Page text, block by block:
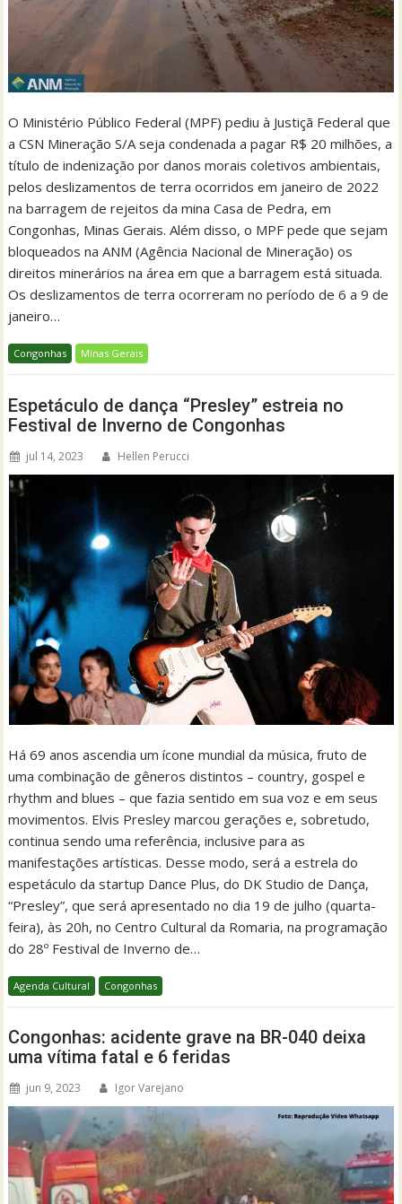
O Ministério Público Federal (MPF) pediu à Justiçã Federal que
a CSN Mineração S/A seja condenada a pagar R$ 20 milhões, a
título de indenização por danos morais coletivos ambientais,
pelos deslizamentos de terra ocorridos em janeiro de 2022
na barragem de rejeitos da mina Casa de Pedra, em
Congonhas, Minas Gerais. Além disso, o MPF pede que sejam
bloqueados na ANM (Agência Nacional de Mineração) os
direitos minerários na área em que a barragem está situada.
Os deslizamentos de terra ocorreram no período de 6 a 9 de
janeiro…
Congonhas Minas Gerais
Espetáculo de dança “Presley” estreia no
Festival de Inverno de Congonhas
jul 14, 2023 Hellen Perucci
Há 69 anos ascendia um ícone mundial da música, fruto de
uma combinação de gêneros distintos – country, gospel e
rhythm and blues – que fazia sentido em sua voz e em seus
movimentos. Elvis Presley marcou gerações e, sobretudo,
continua sendo uma referência, inclusive para as
manifestações artísticas. Desse modo, será a estrela do
espetáculo da startup Dance Plus, do DK Studio de Dança,
“Presley”, que será apresentado no dia 19 de julho (quarta-
feira), às 20h, no Centro Cultural da Romaria, na programação
do 28º Festival de Inverno de…
Agenda Cultural Congonhas
Congonhas: acidente grave na BR-040 deixa
uma vítima fatal e 6 feridas
jun 9, 2023 Igor Varejano